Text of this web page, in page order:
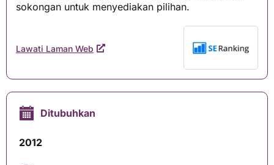
sokongan untuk menyediakan pilihan.
Lawati Laman Web
Ditubuhkan
2012